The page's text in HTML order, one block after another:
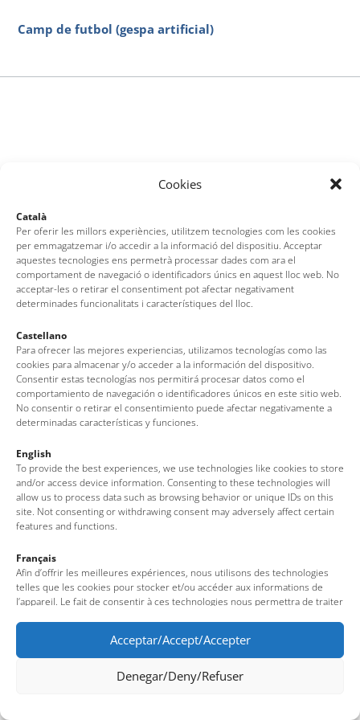
Cookies
Català
Per oferir les millors experiències, utilitzem tecnologies com les cookies
per emmagatzemar i/o accedir a la informació del dispositiu. Acceptar
aquestes tecnologies ens permetrà processar dades com ara el
comportament de navegació o identificadors únics en aquest lloc web. No
acceptar-les o retirar el consentiment pot afectar negativament
determinades funcionalitats i característiques del lloc.
Castellano
Para ofrecer las mejores experiencias, utilizamos tecnologías como las
cookies para almacenar y/o acceder a la información del dispositivo.
Consentir estas tecnologías nos permitirá procesar datos como el
comportamiento de navegación o identificadores únicos en este sitio web.
No consentir o retirar el consentimiento puede afectar negativamente a
determinadas características y funciones.
English
To provide the best experiences, we use technologies like cookies to store
and/or access device information. Consenting to these technologies will
allow us to process data such as browsing behavior or unique IDs on this
site. Not consenting or withdrawing consent may adversely affect certain
features and functions.
Français
Afin d’offrir les meilleures expériences, nous utilisons des technologies
telles que les cookies pour stocker et/ou accéder aux informations de
l’appareil. Le fait de consentir à ces technologies nous permettra de traiter
uniques sur ce site. Le fait de ne pas consentir ou de retirer son
consentement peut avoir un effet négatif sur certaines fonctionnalités et
caractéristiques du site.
Acceptar/Accept/Accepter
Denegar/Deny/Refuser
Camp de futbol (gespa artificial)